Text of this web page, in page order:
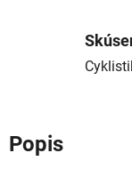
Popis